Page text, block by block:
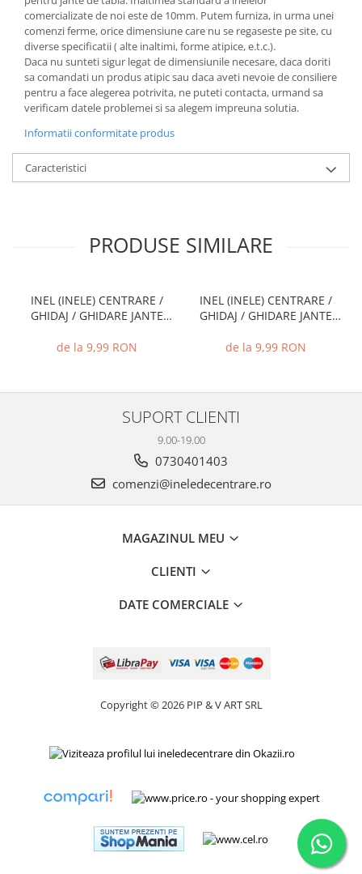
comercializate de noi este de 10mm. Putem furniza, in urma unei
comenzi ferme, orice dimensiune care nu se regaseste pe site, cu
diverse specificatii ( alte inaltimi, forme atipice, e.t.c.).
Daca nu sunteti sigur legat de dimensiunile necesare, daca doriti
sa comandati un produs atipic sau daca aveti nevoie de consiliere
pentru a face alegerea potrivita, ne puteti contacta, urmand sa
verificam datele problemei si sa alegem impreuna solutia.
Informatii conformitate produs
Caracteristici
PRODUSE SIMILARE
INEL (INELE) CENTRARE /
GHIDAJ / GHIDARE JANTE
de la 9,99 RON
INEL (INELE) CENTRARE /
GHIDAJ / GHIDARE JANTE
de la 9,99 RON
SUPORT CLIENTI
9.00-19.00
0730401403
comenzi@ineledecentrare.ro
MAGAZINUL MEU
CLIENTI
DATE COMERCIALE
Copyright © 2026 PIP & V ART SRL